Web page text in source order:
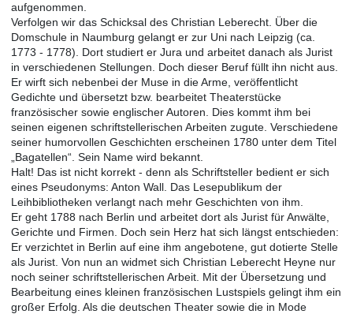
aufgenommen.
Verfolgen wir das Schicksal des Christian Leberecht. Über die
Domschule in Naumburg gelangt er zur Uni nach Leipzig (ca.
1773 - 1778). Dort studiert er Jura und arbeitet danach als Jurist
in verschiedenen Stellungen. Doch dieser Beruf füllt ihn nicht aus.
Er wirft sich nebenbei der Muse in die Arme, veröffentlicht
Gedichte und übersetzt bzw. bearbeitet Theaterstücke
französischer sowie englischer Autoren. Dies kommt ihm bei
seinen eigenen schriftstellerischen Arbeiten zugute. Verschiedene
seiner humorvollen Geschichten erscheinen 1780 unter dem Titel
„Bagatellen“. Sein Name wird bekannt.
Halt! Das ist nicht korrekt - denn als Schriftsteller bedient er sich
eines Pseudonyms: Anton Wall. Das Lesepublikum der
Leihbibliotheken verlangt nach mehr Geschichten von ihm.
Er geht 1788 nach Berlin und arbeitet dort als Jurist für Anwälte,
Gerichte und Firmen. Doch sein Herz hat sich längst entschieden:
Er verzichtet in Berlin auf eine ihm angebotene, gut dotierte Stelle
als Jurist. Von nun an widmet sich Christian Leberecht Heyne nur
noch seiner schriftstellerischen Arbeit. Mit der Übersetzung und
Bearbeitung eines kleinen französischen Lustspiels gelingt ihm ein
großer Erfolg. Als die deutschen Theater sowie die in Mode